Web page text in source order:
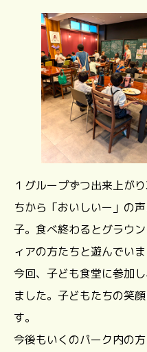
１グループずつ出来上が
ちから「おいしいー」の
子。食べ終わるとグラウ
ィアの方たちと遊んでいま
今回、子ども食堂に参加
ました。子どもたちの笑
す。
今後もいくのパーク内の